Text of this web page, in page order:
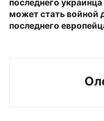
последнего украинца
может стать войной
последнего